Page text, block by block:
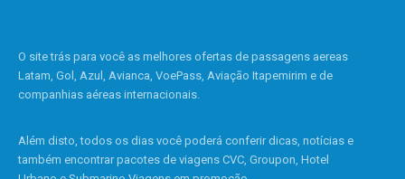
O site trás para você as melhores ofertas de passagens aereas
Latam, Gol, Azul, Avianca, VoePass, Aviação Itapemirim e de
companhias aéreas internacionais.
Além disto, todos os dias você poderá conferir dicas, notícias e
também encontrar pacotes de viagens CVC, Groupon, Hotel